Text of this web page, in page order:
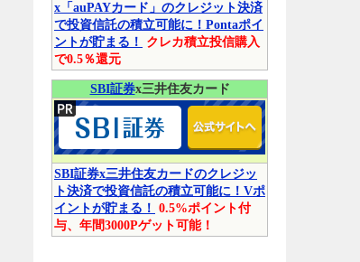
x「auPAYカード」のクレジット決済
で投資信託の積立可能に！Pontaポイ
ントが貯まる！
クレカ積立投信購入
で0.5％還元
SBI証券x三井住友カード
SBI証券x三井住友カードのクレジッ
ト決済で投資信託の積立可能に！Vポ
イントが貯まる！ 0.5%ポイント付
与、年間3000Pゲット可能！